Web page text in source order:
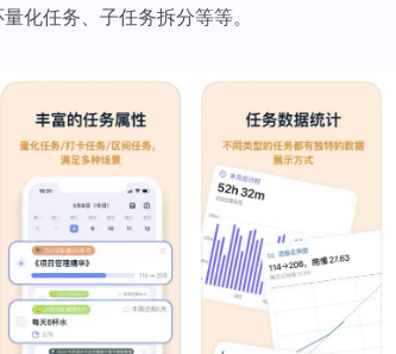
化任务、子任务拆分等等。